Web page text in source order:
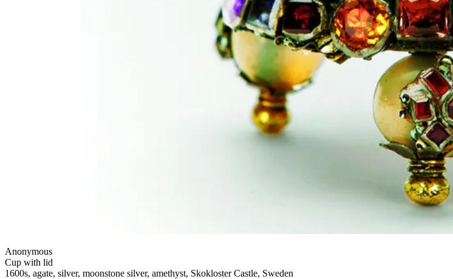
Anonymous
Cup with lid
1600s, agate, silver, moonstone silver, amethyst, Skokloster Castle, Sweden